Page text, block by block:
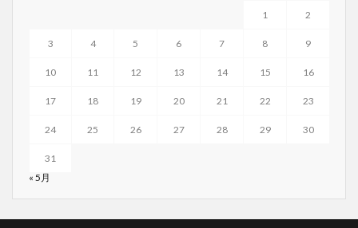
1 2
3 4 5 6 7 8 9
10 11 12 13 14 15 16
17 18 19 20 21 22 23
24 25 26 27 28 29 30
31
« 5月